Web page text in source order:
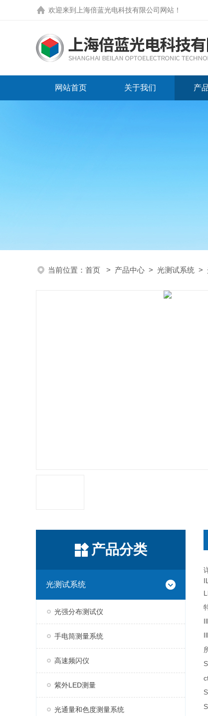
欢迎来到 上海倍蓝光电科技有限公司网站 ！
网站首页 关于我们 产
当前位置： 首页 > 产品中心 > 光测试系统 >
产品分类
光测试系统
光强分布测试仪
手电筒测量系统
高速频闪仪
紫外LED测量
光通量和色度测量系统